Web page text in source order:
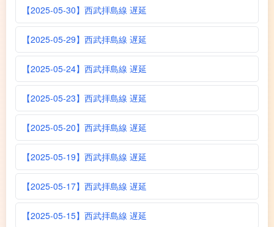
【2025-05-30】西武拝島線 遅延
【2025-05-29】西武拝島線 遅延
【2025-05-24】西武拝島線 遅延
【2025-05-23】西武拝島線 遅延
【2025-05-20】西武拝島線 遅延
【2025-05-19】西武拝島線 遅延
【2025-05-17】西武拝島線 遅延
【2025-05-15】西武拝島線 遅延